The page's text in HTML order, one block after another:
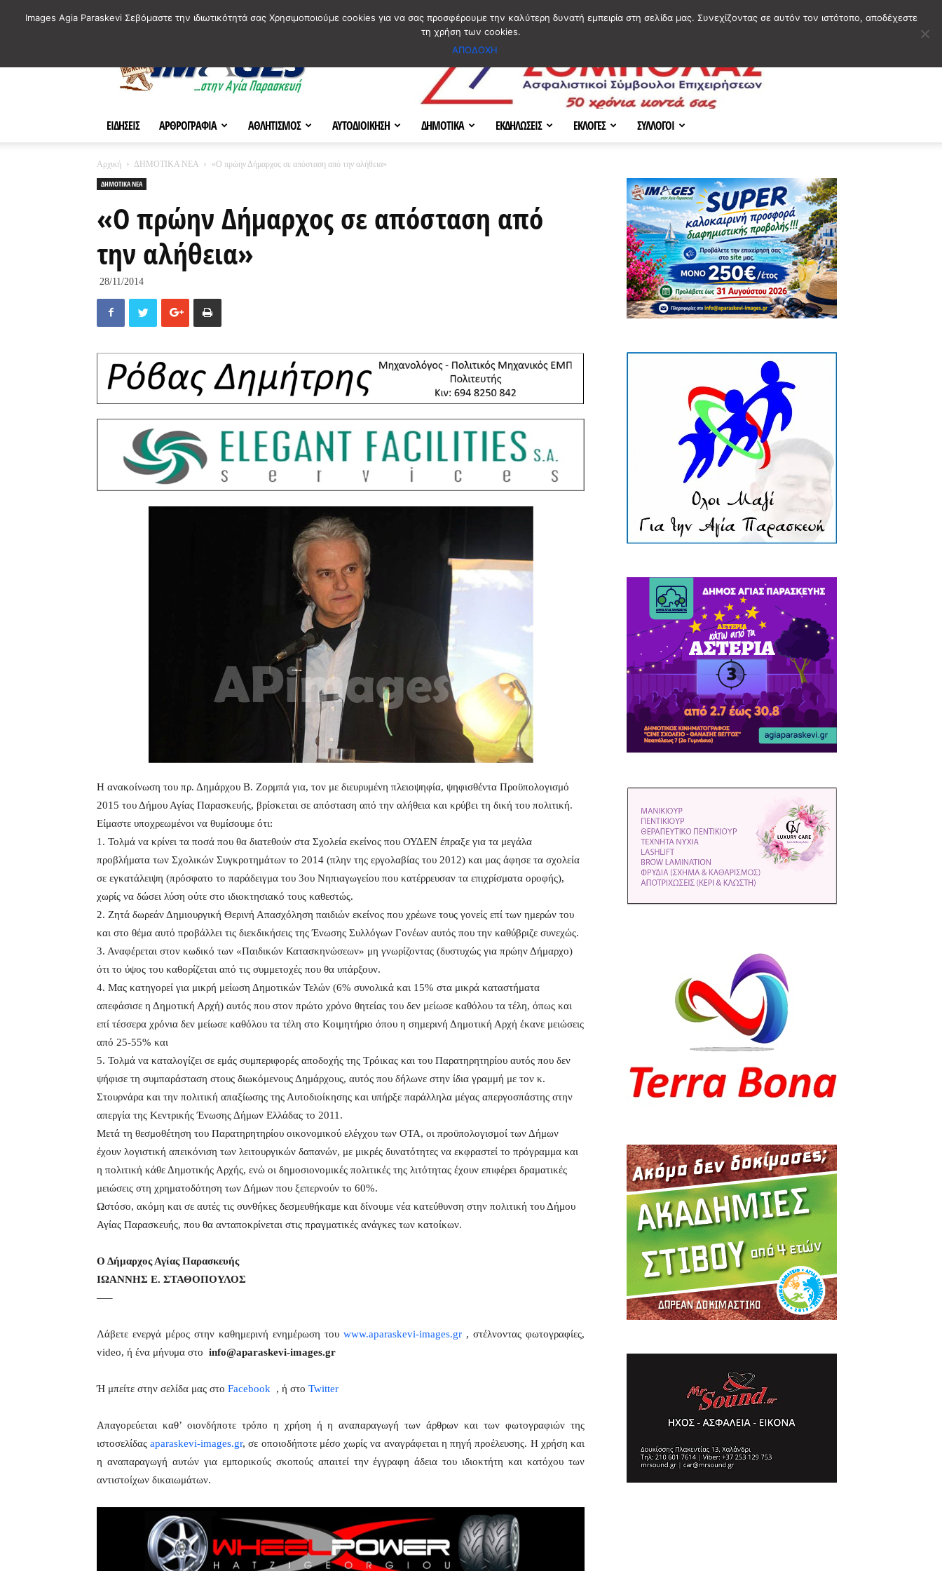
ΕΙΔΗΣΕΙΣ ΑΡΘΡΟΓΡΑΦΙΑ ΑΘΛΗΤΙΣΜΟΣ ΑΥΤΟΔΙΟΙΚΗΣΗ ΔΗΜΟΤΙΚΑ ΕΚΔΗΛΩΣΕΙΣ ΕΚΛΟΓΕΣ ΣΥΛΛΟΓΟΙ
Αρχική ΔΗΜΟΤΙΚΑ ΝΕΑ
«Ο πρώην Δήμαρχος σε απόσταση από την αλήθεια»
ΔΗΜΟΤΙΚΑ ΝΕΑ
«Ο πρώην Δήμαρχος σε απόσταση από
την αλήθεια»
28/11/2014
Η ανακοίνωση του πρ. Δημάρχου Β. Ζορμπά για, τον με διευρυμένη πλειοψηφία, ψηφισθέντα Προϋπολογισμό
2015 του Δήμου Αγίας Παρασκευής, βρίσκεται σε απόσταση από την αλήθεια και κρύβει τη δική του πολιτική.
Είμαστε υποχρεωμένοι να θυμίσουμε ότι:
1. Τολμά να κρίνει τα ποσά που θα διατεθούν στα Σχολεία εκείνος που ΟΥΔΕΝ έπραξε για τα μεγάλα
προβλήματα των Σχολικών Συγκροτημάτων το 2014 (πλην της εργολαβίας του 2012) και μας άφησε τα σχολεία
σε εγκατάλειψη (πρόσφατο το παράδειγμα του 3ου Νηπιαγωγείου που κατέρρευσαν τα επιχρίσματα οροφής),
χωρίς να δώσει λύση ούτε στο ιδιοκτησιακό τους καθεστώς.
2. Ζητά δωρεάν Δημιουργική Θερινή Απασχόληση παιδιών εκείνος που χρέωνε τους γονείς επί των ημερών του
και στο θέμα αυτό προβάλλει τις διεκδικήσεις της Ένωσης Συλλόγων Γονέων αυτός που την καθύβριζε συνεχώς.
3. Αναφέρεται στον κωδικό των «Παιδικών Κατασκηνώσεων» μη γνωρίζοντας (δυστυχώς για πρώην Δήμαρχο)
ότι το ύψος του καθορίζεται από τις συμμετοχές που θα υπάρξουν.
4. Μας κατηγορεί για μικρή μείωση Δημοτικών Τελών (6% συνολικά και 15% στα μικρά καταστήματα
απεφάσισε η Δημοτική Αρχή) αυτός που στον πρώτο χρόνο θητείας του δεν μείωσε καθόλου τα τέλη, όπως και
επί τέσσερα χρόνια δεν μείωσε καθόλου τα τέλη στο Κοιμητήριο όπου η σημερινή Δημοτική Αρχή έκανε μειώσεις
από 25-55% και
5. Τολμά να καταλογίζει σε εμάς συμπεριφορές αποδοχής της Τρόικας και του Παρατηρητηρίου αυτός που δεν
ψήφισε τη συμπαράσταση στους διωκόμενους Δημάρχους, αυτός που δήλωνε στην ίδια γραμμή με τον κ.
Στουρνάρα και την πολιτική απαξίωσης της Αυτοδιοίκησης και υπήρξε παράλληλα μέγας απεργοσπάστης στην
απεργία της Κεντρικής Ένωσης Δήμων Ελλάδας το 2011.
Μετά τη θεσμοθέτηση του Παρατηρητηρίου οικονομικού ελέγχου των ΟΤΑ, οι προϋπολογισμοί των Δήμων
έχουν λογιστική απεικόνιση των λειτουργικών δαπανών, με μικρές δυνατότητες να εκφραστεί το πρόγραμμα και
η πολιτική κάθε Δημοτικής Αρχής, ενώ οι δημοσιονομικές πολιτικές της λιτότητας έχουν επιφέρει δραματικές
μειώσεις στη χρηματοδότηση των Δήμων που ξεπερνούν το 60%.
Ωστόσο, ακόμη και σε αυτές τις συνθήκες δεσμευθήκαμε και δίνουμε νέα κατεύθυνση στην πολιτική του Δήμου
Αγίας Παρασκευής, που θα ανταποκρίνεται στις πραγματικές ανάγκες των κατοίκων.
Ο Δήμαρχος Αγίας Παρασκευής
ΙΩΑΝΝΗΣ Ε. ΣΤΑΘΟΠΟΥΛΟΣ
—–
Λάβετε ενεργά μέρος στην καθημερινή ενημέρωση του www.aparaskevi-images.gr , στέλνοντας φωτογραφίες,
video, ή ένα μήνυμα στο info@aparaskevi-images.gr
Ή μπείτε στην σελίδα μας στο Facebook , ή στο Twitter
Απαγορεύεται καθ’ οιονδήποτε τρόπο η χρήση ή η αναπαραγωγή των άρθρων και των φωτογραφιών της
ιστοσελίδαςaparaskevi-images.gr, σε οποιοδήποτε μέσο χωρίς να αναγράφεται η πηγή προέλευσης. Η χρήση και
η αναπαραγωγή αυτών για εμπορικούς σκοπούς απαιτεί την έγγραφη άδεια του ιδιοκτήτη και κατόχου των
αντιστοίχων δικαιωμάτων.
Images Agia Paraskevi Σεβόμαστε την ιδιωτικότητά σας Χρησιμοποιούμε cookies για να σας προσφέρουμε την καλύτερη δυνατή εμπειρία στη σελίδα μας. Συνεχίζοντας σε αυτόν τον ιστότοπο, αποδέχεστε
τη χρήση των cookies.
ΑΠΟΔΟΧΗ